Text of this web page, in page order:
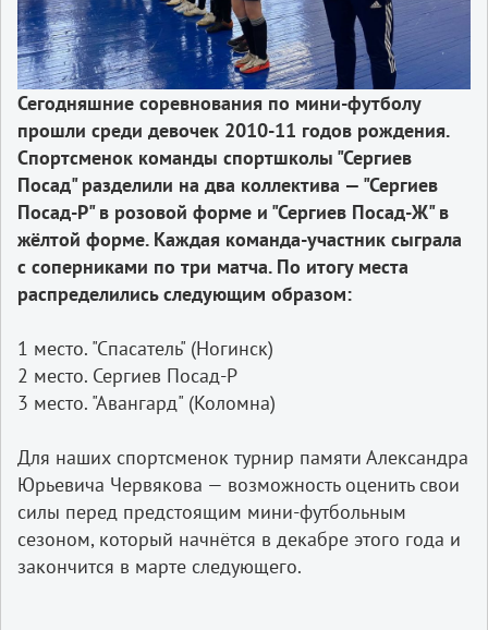
Сегодняшние соревнования по мини-футболу
прошли среди девочек 2010-11 годов рождения.
Спортсменок команды спортшколы "Сергиев
Посад" разделили на два коллектива — "Сергиев
Посад-Р" в розовой форме и "Сергиев Посад-Ж" в
жёлтой форме. Каждая команда-участник сыграла
с соперниками по три матча. По итогу места
распределились следующим образом:
1 место. "Спасатель" (Ногинск)
2 место. Сергиев Посад-Р
3 место. "Авангард" (Коломна)
Для наших спортсменок турнир памяти Александра
Юрьевича Червякова — возможность оценить свои
силы перед предстоящим мини-футбольным
сезоном, который начнётся в декабре этого года и
закончится в марте следующего.